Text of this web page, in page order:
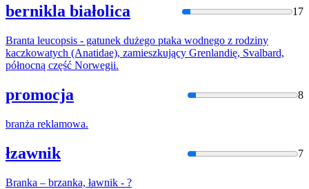
bernikla białolica 17
Branta leucopsis - gatunek dużego ptaka wodnego z rodziny
kaczkowatych (Anatidae), zamieszkujący Grenlandię, Svalbard,
północną część Norwegii.
promocja 8
branża reklamowa.
łzawnik 7
Branka – brzanka, ławnik - ?